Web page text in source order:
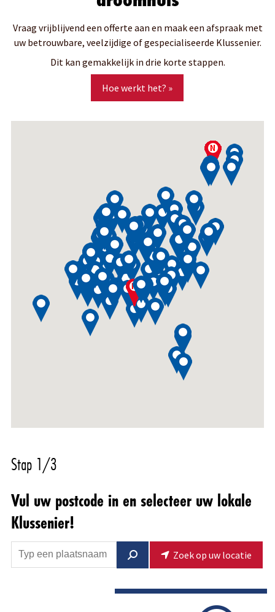
Vraag vrijblijvend een offerte aan en maak een afspraak met
uw betrouwbare, veelzijdige of gespecialiseerde Klussenier.
Dit kan gemakkelijk in drie korte stappen.
Hoe werkt het? »
Stap 1/3
Vul uw postcode in en selecteer uw lokale
Klussenier!
Zoek op uw locatie